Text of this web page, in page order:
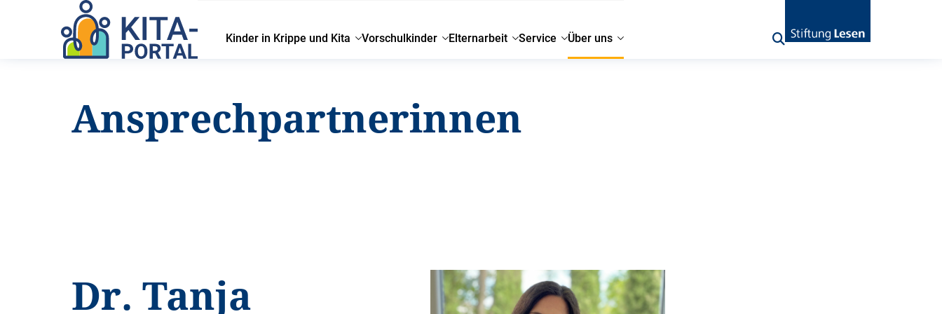
Kinder in Krippe und Kita Vorschulkinder Elternarbeit Service Über uns
Startseite Über uns Ansprechpartnerinnen
Ansprechpartnerinnen
Dr. Tanja